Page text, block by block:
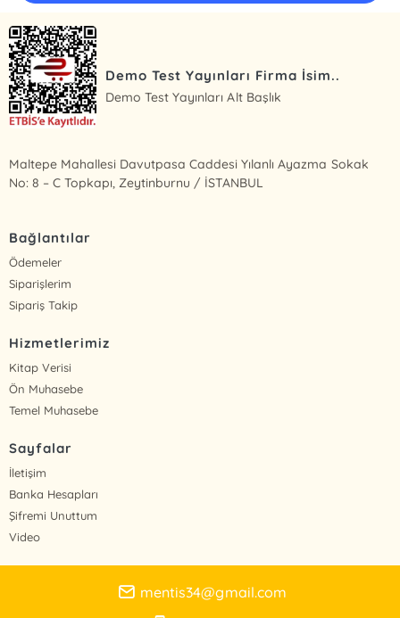
Demo Test Yayınları Firma İsim..
Demo Test Yayınları Alt Başlık
Maltepe Mahallesi Davutpasa Caddesi Yılanlı Ayazma Sokak
No: 8 – C Topkapı, Zeytinburnu / İSTANBUL
Bağlantılar
Ödemeler
Siparişlerim
Sipariş Takip
Hizmetlerimiz
Kitap Verisi
Ön Muhasebe
Temel Muhasebe
Sayfalar
İletişim
Banka Hesapları
Şifremi Unuttum
Video
mentis34@gmail.com